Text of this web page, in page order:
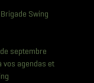
Swing
septembre
vos agendas et